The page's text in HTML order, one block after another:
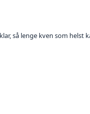
så lenge kven som helst